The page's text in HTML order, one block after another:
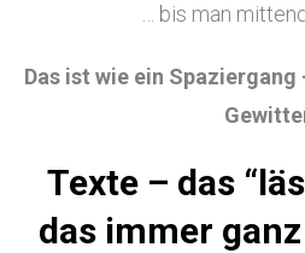
… bis man
Das ist wie ein
Texte – das
das immer